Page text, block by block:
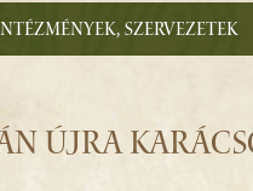
szervezetek
ÚJRA